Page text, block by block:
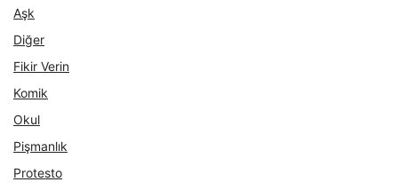
Aşk
Diğer
Fikir Verin
Komik
Okul
Pişmanlık
Protesto